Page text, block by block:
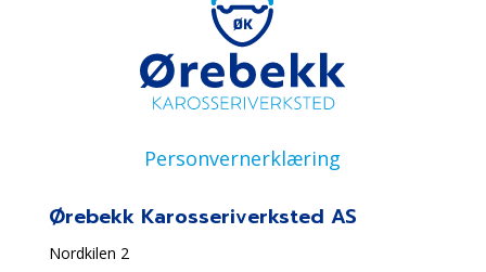
Personvernerklæring
Ørebekk Karosseriverksted AS
Nordkilen 2